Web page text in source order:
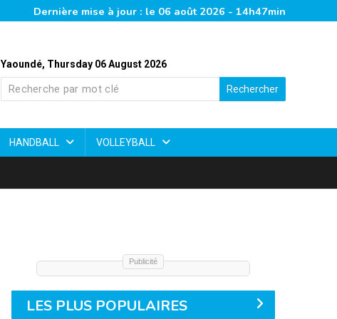
Dernière mise à jour : le 06 août 2026 - 14h47min
Yaoundé, Thursday 06 August 2026
Rechercher
HANDBALL VOLLEYBALL
Publicité
LES PLUS POPULAIRES